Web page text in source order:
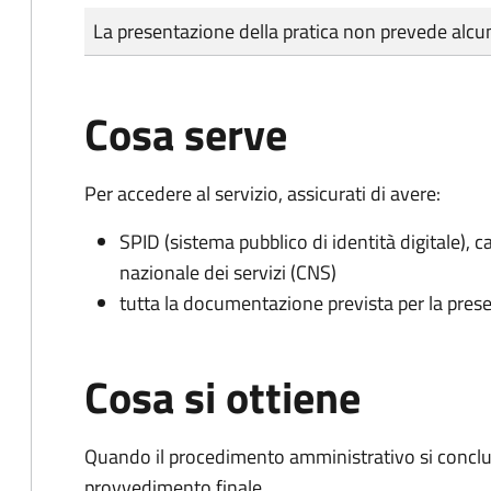
Tipo di pagamento
Importo
La presentazione della pratica non prevede
Cosa serve
Per accedere al servizio, assicurati di avere:
SPID (sistema pubblico di identità digitale),
nazionale dei servizi (CNS)
tutta la documentazione prevista per la
Cosa si ottiene
Quando il procedimento amministrativo si